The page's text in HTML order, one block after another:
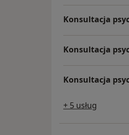
Konsultacja
Konsultacja
Konsultacja
+ 5 usług